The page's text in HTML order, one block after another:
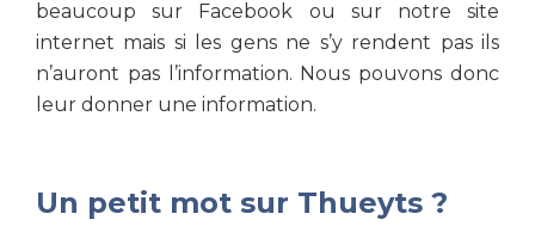
beaucoup sur Facebook ou sur notre site
internet mais si les gens ne s’y rendent pas ils
n’auront pas l’information. Nous pouvons donc
leur donner une information.
Un petit mot sur Thueyts ?